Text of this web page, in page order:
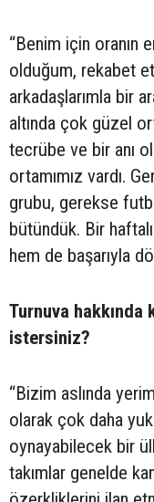
“Benim için oranın
olduğum, rekabet
arkadaşlarımla bir
altında çok güzel
tecrübe ve bir anı
ortamımız vardı.
grubu, gerekse
bütündük. Bir
hem de başarıyla
Turnuva hakkında
istersiniz?
“Bizim aslında
olarak çok daha
oynayabilecek bir
takımlar genelde